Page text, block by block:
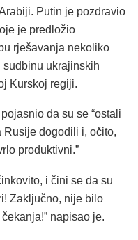
Putin je pozdravio
je predložio
rješavanja nekoliko
ukrajinskih
Kurskoj regiji.
da su se “ostali
Rusije dogodili i, očito,
produktivni.”
i čini se da su
Zaključno, nije bilo
napisao je.